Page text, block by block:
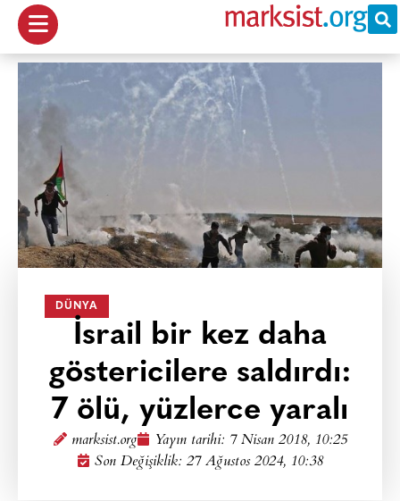
DÜNYA
İsrail bir kez daha
göstericilere saldırdı:
7 ölü, yüzlerce yaralı
marksist.org Yayın tarihi: 7 Nisan 2018, 10:25
Son Değişiklik: 27 Ağustos 2024, 10:38